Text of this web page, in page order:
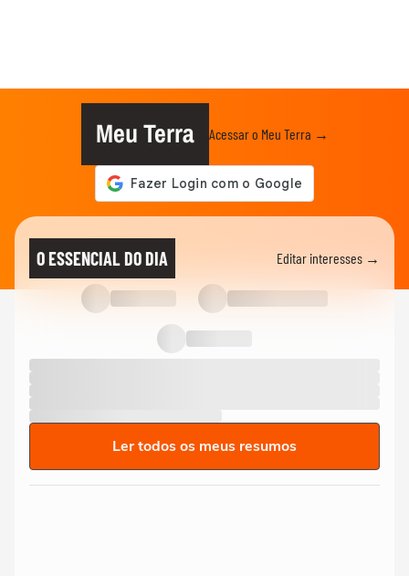
Meu Terra Acessar o Meu Terra →
O ESSENCIAL DO DIA Editar interesses →
Ler todos os meus resumos